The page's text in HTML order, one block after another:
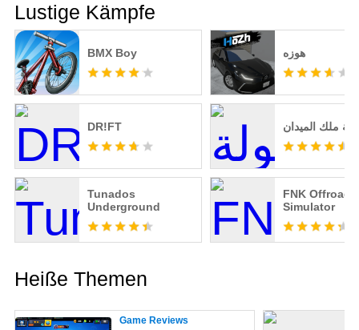
Lustige Kämpfe
BMX Boy هوزه
DR!FT ملك الميدان
Tunados
Underground
FNK Offroad
Simulator
Heiße Themen
Game Reviews